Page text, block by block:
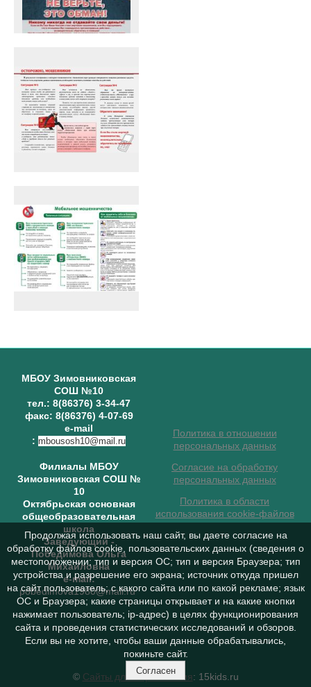
МБОУ Зимовниковская
СОШ №10
тел.: 8(86376) 3-34-47
факс: 8(86376) 4-07-69
e-mail
: mbousosh10@mail.ru
Филиалы МБОУ
Зимовниковская СОШ №
10
Октябрьская основная
общеобразовательная
школа
Заведующий-
Победимова Ольга
Михайловна
e-mail:
pobedimova1980@mail.ru
Политика в отношении
персональных данных
Согласие на обработку
персональных данных
Политика в области
использования cookie-файлов
© Сайты для образования: 15kids.ru
Продолжая использовать наш сайт, вы даете согласие на
обработку файлов cookie, пользовательских данных (сведения о
местоположении; тип и версия ОС; тип и версия Браузера; тип
устройства и разрешение его экрана; источник откуда пришел
на сайт пользователь; с какого сайта или по какой рекламе; язык
ОС и Браузера; какие страницы открывает и на какие кнопки
нажимает пользователь; ip-адрес) в целях функционирования
сайта и проведения статистических исследований и обзоров.
Если вы не хотите, чтобы ваши данные обрабатывались,
покиньте сайт.
Согласен